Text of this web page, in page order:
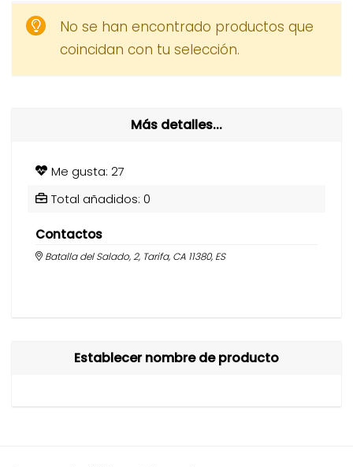
No se han encontrado productos que
coincidan con tu selección.
Más detalles...
Me gusta: 27
Total añadidos: 0
Contactos
Batalla del Salado, 2, Tarifa, CA 11380, ES
Establecer nombre de producto